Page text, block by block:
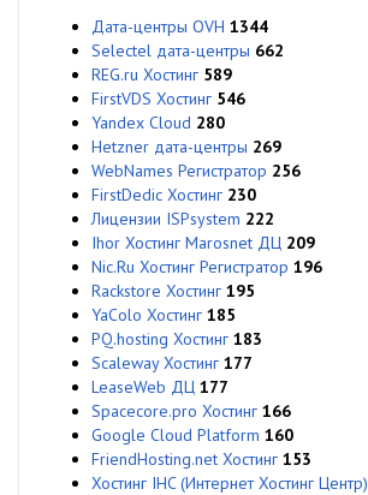
Дата-центры OVH 1344
Selectel дата-центры 662
REG.ru Хостинг 589
FirstVDS Хостинг 546
Yandex Cloud 280
Hetzner дата-центры 269
WebNames Регистратор 256
FirstDedic Хостинг 230
Лицензии ISPsystem 222
Ihor Хостинг Marosnet ДЦ 209
Nic.Ru Хостинг Регистратор 196
Rackstore Хостинг 195
YaColo Хостинг 185
PQ.hosting Хостинг 183
Scaleway Хостинг 177
LeaseWeb ДЦ 177
Spacecore.pro Хостинг 166
Google Cloud Platform 160
FriendHosting.net Хостинг 153
Хостинг IHC (Интернет Хостинг Центр)